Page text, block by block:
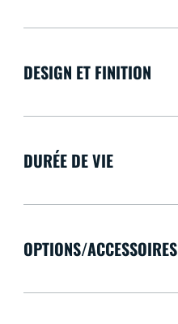
DESIGN ET FINITION
DURÉE DE VIE
OPTIONS/